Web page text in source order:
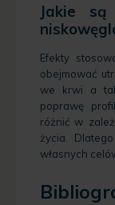
Jakie
Efekty
obejmować
we krwi a
poprawę
różnić w
życia.
własnych